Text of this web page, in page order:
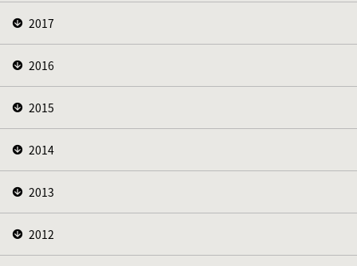
2017
2016
2015
2014
2013
2012